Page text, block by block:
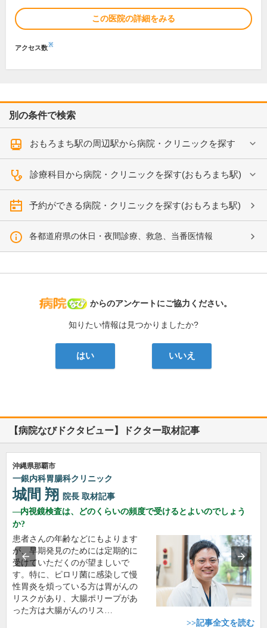
この医院の詳細をみる
アクセス数※
別の条件で検索
おもろまち駅の周辺駅から病院・クリニックを探す
診療科目から病院・クリニックを探す(おもろまち駅)
予約ができる病院・クリニックを探す(おもろまち駅)
各都道府県の休日・夜間診療、救急、当番医情報
病院なび
からのアンケートにご協力ください。
知りたい情報は見つかりましたか?
はい いいえ
【病院なびドクタビュー】ドクター取材記事
沖縄県那覇市
一銀内科胃腸科クリニック
城間 翔 院長 取材記事
内視鏡検査は、どのくらいの頻度で受けるとよいのでしょう
か?
患者さんの年齢などにもよります
が、早期発見のためには定期的に
受けていただくのが望ましいで
す。特に、ピロリ菌に感染して慢
性胃炎を煩っている方は胃がんの
リスクがあり、大腸ポリープがあ
った方は大腸がんのリス…
>>記事全文を読む